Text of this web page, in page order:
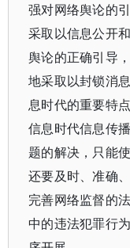
强对网络舆论的
采取以信息公开
舆论的正确引导
地采取以封锁消
息时代的重要特
信息时代信息传
题的解决，只能
还要及时、准确
完善网络监督的
中的违法犯罪行